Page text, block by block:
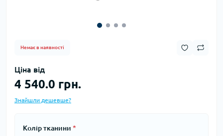
Немає в наявності
Ціна від
4 540.0 грн.
Знайшли дешевше?
Колір тканини *